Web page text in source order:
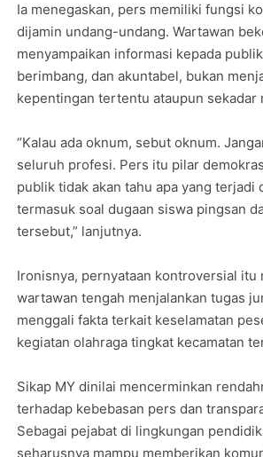
Ia menegaskan, pers memiliki fungsi
dijamin undang-undang. Wartawan
menyampaikan informasi kepada
berimbang, dan akuntabel, bukan
kepentingan tertentu ataupun sekadar
“Kalau ada oknum, sebut oknum.
seluruh profesi. Pers itu pilar
publik tidak akan tahu apa yang terjadi
termasuk soal dugaan siswa pingsan
tersebut,” lanjutnya.
Ironisnya, pernyataan kontroversial itu
wartawan tengah menjalankan tugas
menggali fakta terkait keselamatan
kegiatan olahraga tingkat kecamatan
Sikap MY dinilai mencerminkan
terhadap kebebasan pers dan
Sebagai pejabat di lingkungan
seharusnya mampu memberikan